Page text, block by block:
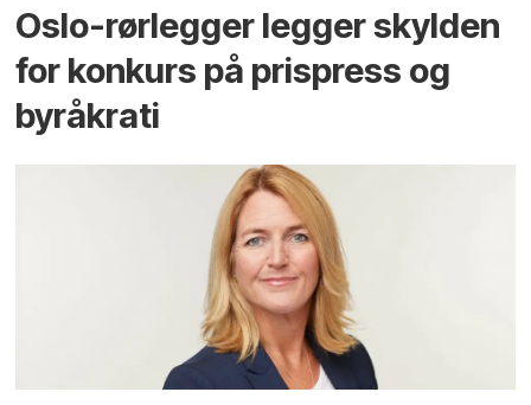
Oslo-rørlegger legger skylden
for konkurs på prispress og
byråkrati